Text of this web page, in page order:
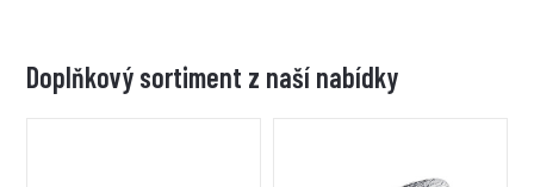
Doplňkový sortiment z naší nabídky